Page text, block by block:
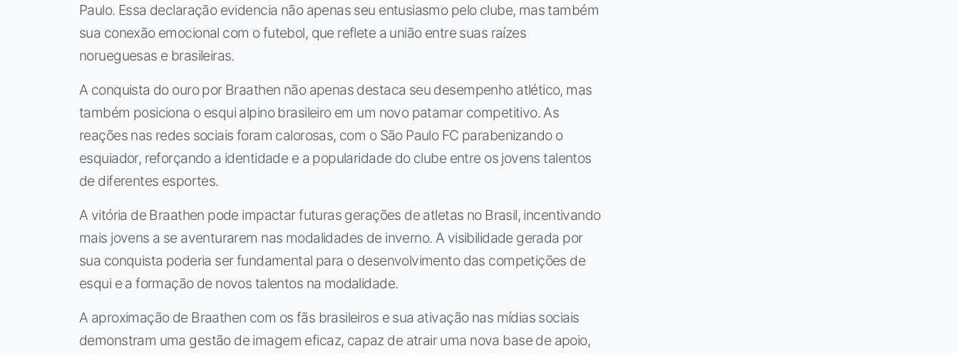
Paulo. Essa declaração evidencia não apenas seu entusiasmo pelo clube, mas também
sua conexão emocional com o futebol, que reflete a união entre suas raízes
norueguesas e brasileiras.
A conquista do ouro por Braathen não apenas destaca seu desempenho atlético, mas
também posiciona o esqui alpino brasileiro em um novo patamar competitivo. As
reações nas redes sociais foram calorosas, com o São Paulo FC parabenizando o
esquiador, reforçando a identidade e a popularidade do clube entre os jovens talentos
de diferentes esportes.
A vitória de Braathen pode impactar futuras gerações de atletas no Brasil, incentivando
mais jovens a se aventurarem nas modalidades de inverno. A visibilidade gerada por
sua conquista poderia ser fundamental para o desenvolvimento das competições de
esqui e a formação de novos talentos na modalidade.
A aproximação de Braathen com os fãs brasileiros e sua ativação nas mídias sociais
demonstram uma gestão de imagem eficaz, capaz de atrair uma nova base de apoio,